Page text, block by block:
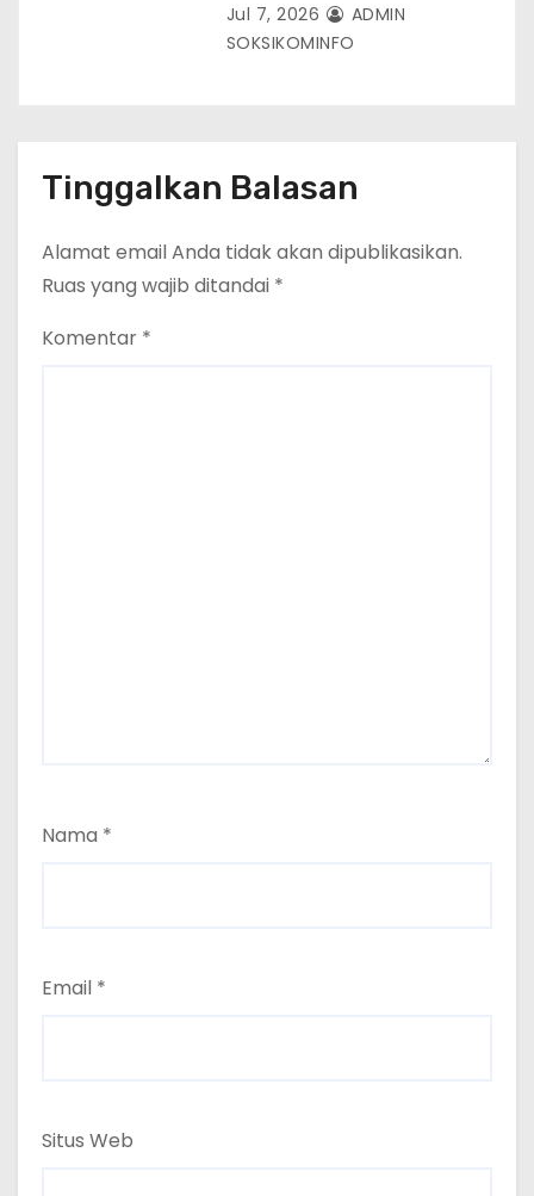
Jul 7, 2026
ADMIN
SOKSIKOMINFO
Tinggalkan Balasan
Alamat email Anda tidak akan dipublikasikan.
Ruas yang wajib ditandai *
Komentar *
Nama *
Email *
Situs Web